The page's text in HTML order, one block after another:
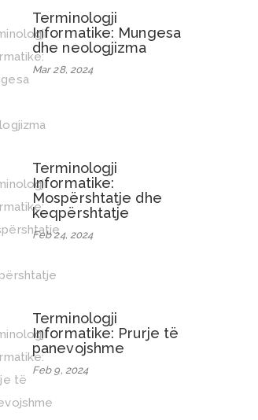
Terminologji
Informatike: Mungesa
dhe neologjizma
Mar 28, 2024
Terminologji
Informatike:
Mospërshtatje dhe
keqpërshtatje
Feb 24, 2024
Terminologji
Informatike: Prurje të
panevojshme
Feb 9, 2024